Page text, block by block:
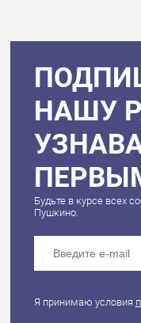
НАШУ
Будьте в курсе всех
Пушкино.
Я принимаю условия